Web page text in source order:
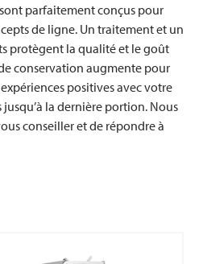
sont parfaitement conçus pour
de ligne. Un traitement et un
protègent la qualité et le goût
conservation augmente pour
positives avec votre
la dernière portion. Nous
conseiller et de répondre à